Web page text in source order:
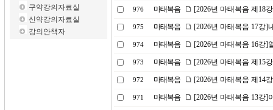
구약강의자료실
신약강의자료실
강의안책자
976 마태복음 [2026년 마태복음 제18
975 마태복음 [2026년 마태복음 17강]
974 마태복음 [2026년 마태복음 16강]
973 마태복음 [2026년 마태복음 제15
972 마태복음 [2026년 마태복음 제14
971 마태복음 [2026년 마태복음 13강]